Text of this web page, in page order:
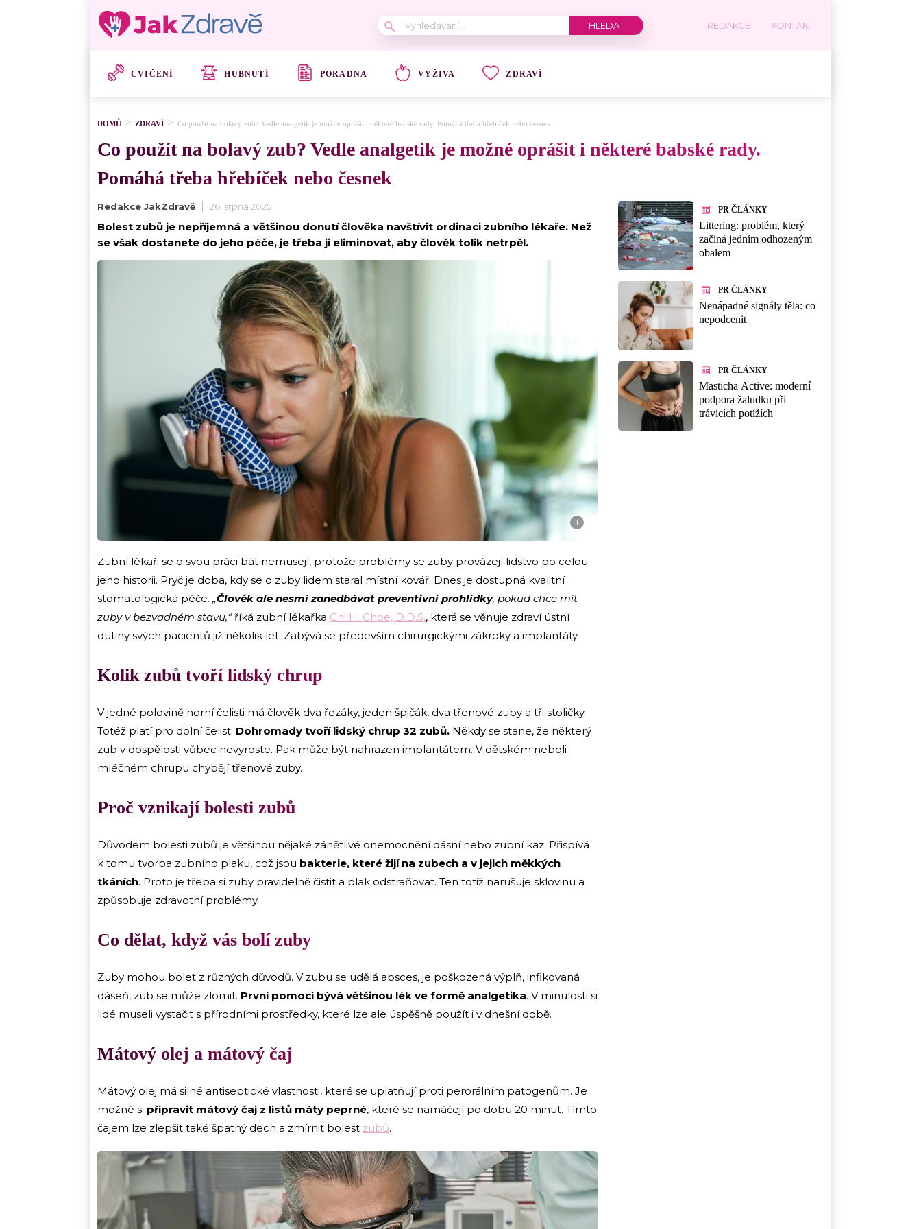
REDAKCE KONTAKT
CVIČENÍ HUBNUTÍ PORADNA VÝŽIVA ZDRAVÍ
DOMŮ ZDRAVÍ Co použít na bolavý zub? Vedle analgetik je možné oprášit i některé babské rady. Pomáhá třeba hřebíček nebo česnek
Co použít na bolavý zub? Vedle analgetik je možné oprášit i některé babské rady.
Pomáhá třeba hřebíček nebo česnek
Redakce JakZdravě 26. srpna 2025
Bolest zubů je nepříjemná a většinou donutí člověka navštívit ordinaci zubního lékaře. Než
se však dostanete do jeho péče, je třeba ji eliminovat, aby člověk tolik netrpěl.
i
Zubní lékaři se o svou práci bát nemusejí, protože problémy se zuby provázejí lidstvo po celou
jeho historii. Pryč je doba, kdy se o zuby lidem staral místní kovář. Dnes je dostupná kvalitní
stomatologická péče. „Člověk ale nesmí zanedbávat preventivní prohlídky, pokud chce mít
zuby v bezvadném stavu,“říká zubní lékařka Chi H. Choe, D.D.S., která se věnuje zdraví ústní
dutiny svých pacientů již několik let. Zabývá se především chirurgickými zákroky a implantáty.
Kolik zubů tvoří lidský chrup
V jedné polovině horní čelisti má člověk dva řezáky, jeden špičák, dva třenové zuby a tři stoličky.
Totéž platí pro dolní čelist. Dohromady tvoří lidský chrup 32 zubů. Někdy se stane, že některý
zub v dospělosti vůbec nevyroste. Pak může být nahrazen implantátem. V dětském neboli
mléčném chrupu chybějí třenové zuby.
Proč vznikají bolesti zubů
Důvodem bolesti zubů je většinou nějaké zánětlivé onemocnění dásní nebo zubní kaz. Přispívá
k tomu tvorba zubního plaku, což jsou bakterie, které žijí na zubech a v jejich měkkých
tkáních. Proto je třeba si zuby pravidelně čistit a plak odstraňovat. Ten totiž narušuje sklovinu a
způsobuje zdravotní problémy.
Co dělat, když vás bolí zuby
Zuby mohou bolet z různých důvodů. V zubu se udělá absces, je poškozená výplň, infikovaná
dáseň, zub se může zlomit. První pomocí bývá většinou lék ve formě analgetika. V minulosti si
lidé museli vystačit s přírodními prostředky, které lze ale úspěšně použít i v dnešní době.
Mátový olej a mátový čaj
Mátový olej má silné antiseptické vlastnosti, které se uplatňují proti perorálním patogenům. Je
možné si připravit mátový čaj z listů máty peprné, které se namáčejí po dobu 20 minut. Tímto
čajem lze zlepšit také špatný dech a zmírnit bolest zubů.
PR ČLÁNKY
Littering: problém, který
začíná jedním odhozeným
obalem
PR ČLÁNKY
Nenápadné signály těla: co
nepodcenit
PR ČLÁNKY
Masticha Active: moderní
podpora žaludku při
trávicích potížích